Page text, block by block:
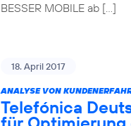
BESSER MOBILE ab […]
18. April 2017
ANALYSE VON
Telefónica